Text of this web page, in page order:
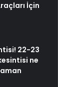
İçin
22-23
ne